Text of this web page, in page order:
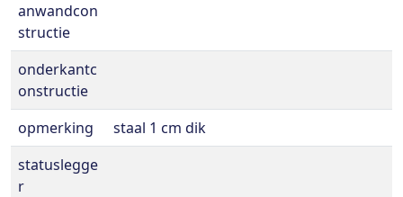
anwandcon
structie
onderkantc
onstructie
opmerking
staal 1 cm dik
statuslegge
r